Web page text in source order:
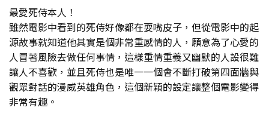
最愛死侍本人！
雖然電影中看到的死侍好像都在耍嘴皮子，但從電影中的起
源故事就知道他其實是個非常重感情的人，願意為了心愛的
人冒著風險去做任何事情，這樣重情重義又幽默的人設很難
讓人不喜歡，並且死侍也是唯一一個會不斷打破第四面牆與
觀眾對話的漫威英雄角色，這個新穎的設定讓整個電影變得
非常有趣。